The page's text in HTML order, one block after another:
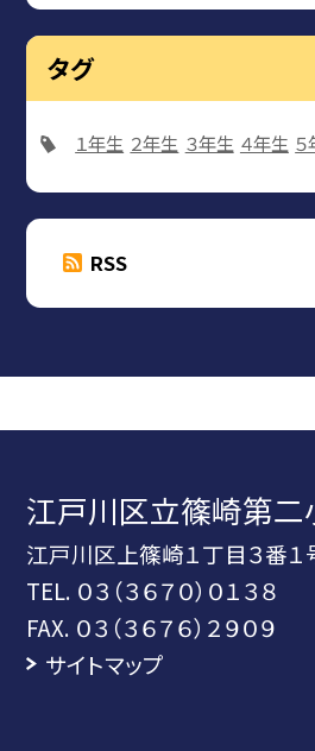
タグ
１年生 ２年生 ３年生 ４年生
RSS
江戸川区立篠崎第二
江戸川区上篠崎１丁目３番１
TEL. ０３（３６７０）０１３８
FAX. ０３（３６７６）２９０９
サイトマップ